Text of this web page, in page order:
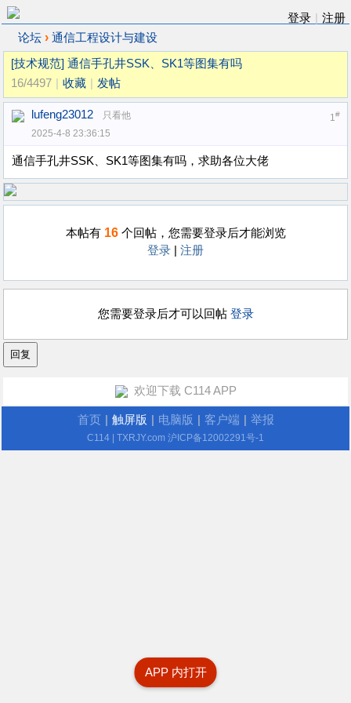
登录
注册
论坛 › 通信工程设计与建设
[技术规范] 通信手孔井SSK、SK1等图集有吗
16/4497
收藏 发帖
1#
lufeng23012
只看他
2025-4-8 23:36:15
通信手孔井SSK、SK1等图集有吗，求助各位大佬
本帖有 16个回帖，您需要登录后才能浏览
登录
注册
您需要登录后才可以回帖 登录
APP 内打开
欢迎下载 C114 APP
首页 触屏版 电脑版 客户端 举报
C114 | TXRJY.com 沪ICP备12002291号-1